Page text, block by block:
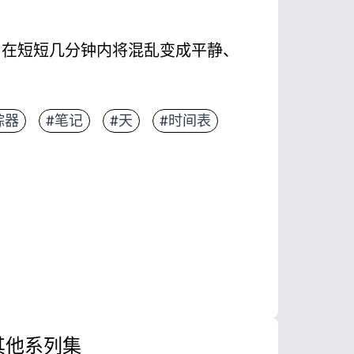
短短几分钟内将混乱变成平静、
局——在几秒钟内记下前五项任务、关键时间和笔
强注意力-孩子和学生一目了然地看到下一步的内
庭日常活动，包括早晨、课后或家庭作业。
器 #笔记 #天 #时间表
他系列集